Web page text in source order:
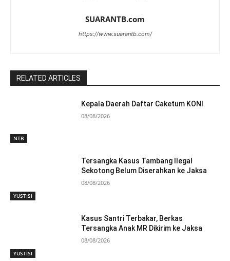
SUARANTB.com
https://www.suarantb.com/
RELATED ARTICLES
NTB
Kepala Daerah Daftar Caketum KONI
08/08/2026
YUSTISI
Tersangka Kasus Tambang Ilegal
Sekotong Belum Diserahkan ke Jaksa
08/08/2026
YUSTISI
Kasus Santri Terbakar, Berkas
Tersangka Anak MR Dikirim ke Jaksa
08/08/2026